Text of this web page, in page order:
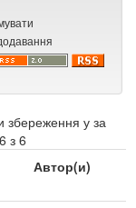
збереження у за
з 6
Автор(и)